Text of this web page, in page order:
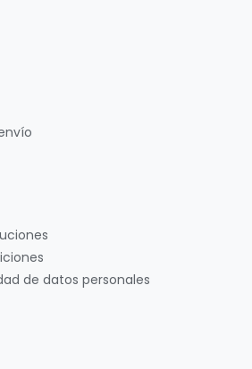
de datos personales